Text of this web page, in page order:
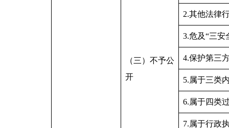
（三）不予公
开
2.其他法律
3.危及“三安
4.保护第三
5.属于三类
6.属于四类
7.属于行政